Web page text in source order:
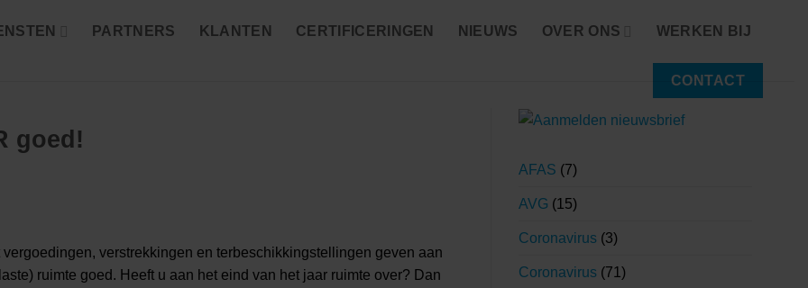
PARTNERS KLANTEN CERTIFICERINGEN NIEUWS OVER ONS WERKEN BIJ
CONTACT
goed!
verstrekkingen en terbeschikkingstellingen geven aan
ruimte goed. Heeft u aan het eind van het jaar ruimte over? Dan
AFAS (7)
AVG (15)
Coronavirus (3)
Coronavirus (71)